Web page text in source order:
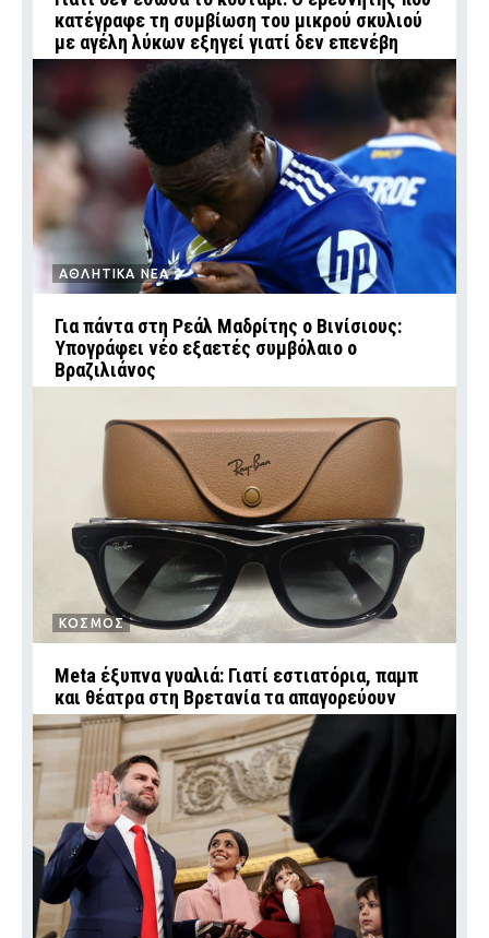
κατέγραφε τη συμβίωση του μικρού σκυλιού
με αγέλη λύκων εξηγεί γιατί δεν επενέβη
ΑΘΛΗΤΙΚΑ ΝΕΑ
Για πάντα στη Ρεάλ Μαδρίτης ο Βινίσιους:
Υπογράφει νέο εξαετές συμβόλαιο ο
Βραζιλιάνος
ΚΟΣΜΟΣ
Meta έξυπνα γυαλιά: Γιατί εστιατόρια, παμπ
και θέατρα στη Βρετανία τα απαγορεύουν